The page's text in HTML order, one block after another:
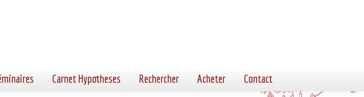
Carnet Hypotheses Rechercher Acheter Contact